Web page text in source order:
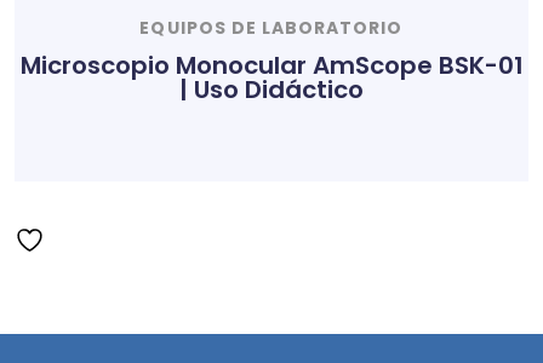
EQUIPOS DE LABORATORIO
Microscopio Monocular AmScope BSK-01
| Uso Didáctico